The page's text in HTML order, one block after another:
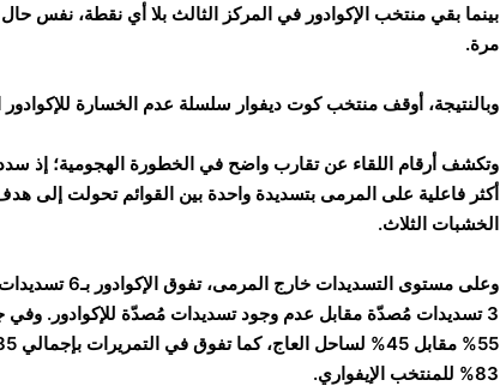
بينما بقي منتخب الإكوادور في المركز الثالث بلا أي نقطة، نفس
مرة.
وبالنتيجة، أوقف منتخب كوت ديفوار سلسلة عدم الخسارة للإكوادور التي امتدت
أكثر فاعلية على المرمى بتسديدة واحدة بين القوائم تحولت إلى
الخشبات الثلاث.
وعلى مستوى
3 تسديدات مُصدّة مقابل عدم وجود تسديدات مُصدّة للإكوادور. وفي
83% للمنتخب الإيفواري.